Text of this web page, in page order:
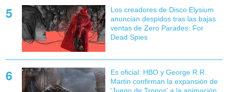
Los creadores de Disco Elysium
anuncian despidos tras las bajas
ventas de Zero Parades: For
Dead Spies
Es oficial: HBO y George R.R.
Martin confirman la expansión de